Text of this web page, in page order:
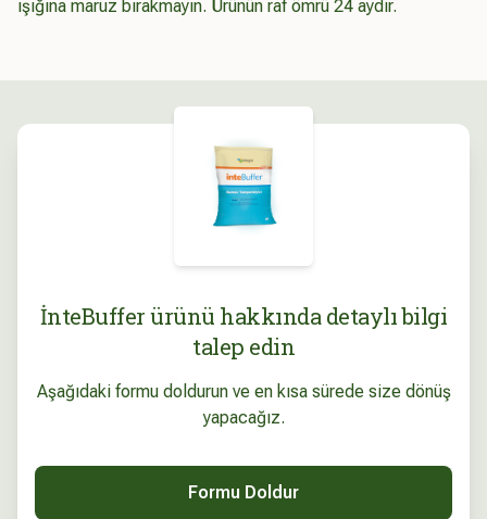
ışığına maruz bırakmayın. Ürünün raf ömrü 24 aydır.
İnteBuffer ürünü hakkında detaylı bilgi
talep edin
Aşağıdaki formu doldurun ve en kısa sürede size dönüş
yapacağız.
Formu Doldur